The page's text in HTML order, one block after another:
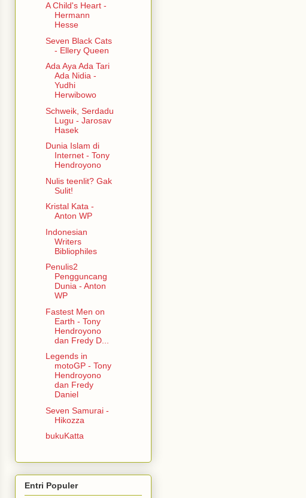
A Child's Heart -
Hermann
Hesse
Seven Black Cats
- Ellery Queen
Ada Aya Ada Tari
Ada Nidia -
Yudhi
Herwibowo
Schweik, Serdadu
Lugu - Jarosav
Hasek
Dunia Islam di
Internet - Tony
Hendroyono
Nulis teenlit? Gak
Sulit!
Kristal Kata -
Anton WP
Indonesian
Writers
Bibliophiles
Penulis2
Pengguncang
Dunia - Anton
WP
Fastest Men on
Earth - Tony
Hendroyono
dan Fredy D...
Legends in
motoGP - Tony
Hendroyono
dan Fredy
Daniel
Seven Samurai -
Hikozza
bukuKatta
Entri Populer